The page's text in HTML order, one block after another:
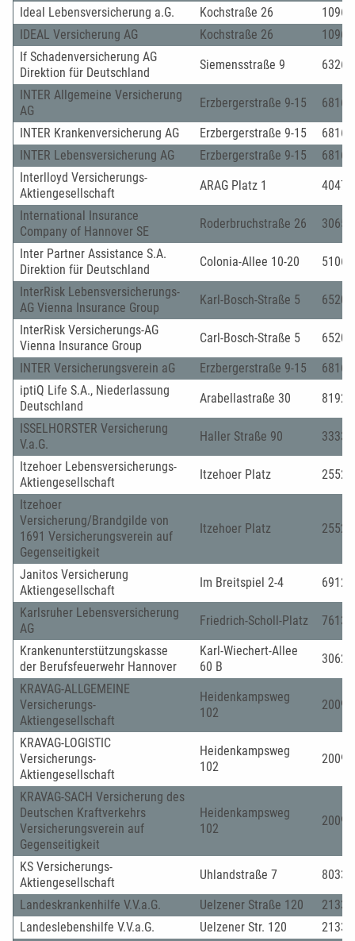
Ideal Lebensversicherung a.G.
Kochstraße 26
10969
IDEAL Versicherung AG
Kochstraße 26
10969
If Schadenversicherung AG
Direktion für Deutschland
Siemensstraße 9
63263
INTER Allgemeine Versicherung
AG
Erzbergerstraße 9-15
68165
INTER Krankenversicherung AG
Erzbergerstraße 9-15
68165
INTER Lebensversicherung AG
Erzbergerstraße 9-15
68165
Interlloyd Versicherungs-
Aktiengesellschaft
ARAG Platz 1
40472
International Insurance
Company of Hannover SE
Roderbruchstraße 26
30655
Inter Partner Assistance S.A.
Direktion für Deutschland
Colonia-Allee 10-20
51067
InterRisk Lebensversicherungs-
AG Vienna Insurance Group
Karl-Bosch-Straße 5
65203
InterRisk Versicherungs-AG
Vienna Insurance Group
Carl-Bosch-Straße 5
65203
INTER Versicherungsverein aG
Erzbergerstraße 9-15
68165
iptiQ Life S.A., Niederlassung
Deutschland
Arabellastraße 30
81925
ISSELHORSTER Versicherung
V.a.G.
Haller Straße 90
33334
Itzehoer Lebensversicherungs-
Aktiengesellschaft
Itzehoer Platz
25521
Itzehoer
Versicherung/Brandgilde von
1691 Versicherungsverein auf
Gegenseitigkeit
Itzehoer Platz 25521
Janitos Versicherung
Aktiengesellschaft
Im Breitspiel 2-4
69126
Karlsruher Lebensversicherung
AG
Friedrich-Scholl-Platz
76137
Krankenunterstützungskasse
der Berufsfeuerwehr Hannover
Karl-Wiechert-Allee
60 B
30625
KRAVAG-ALLGEMEINE
Versicherungs-
Aktiengesellschaft
Heidenkampsweg
102
20097
KRAVAG-LOGISTIC
Versicherungs-
Aktiengesellschaft
Heidenkampsweg
102
20097
KRAVAG-SACH Versicherung des
Deutschen Kraftverkehrs
Versicherungsverein auf
Gegenseitigkeit
Heidenkampsweg
102
20097
KS Versicherungs-
Aktiengesellschaft
Uhlandstraße 7
80336
Landeskrankenhilfe V.V.a.G.
Uelzener Straße 120
21335
Landeslebenshilfe V.V.a.G.
Uelzener Str. 120
21335